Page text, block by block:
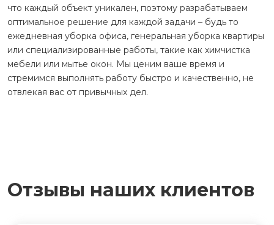
что каждый объект уникален, поэтому разрабатываем
оптимальное решение для каждой задачи – будь то
ежедневная уборка офиса, генеральная уборка квартиры
или специализированные работы, такие как химчистка
мебели или мытье окон. Мы ценим ваше время и
стремимся выполнять работу быстро и качественно, не
отвлекая вас от привычных дел.
Отзывы наших клиентов